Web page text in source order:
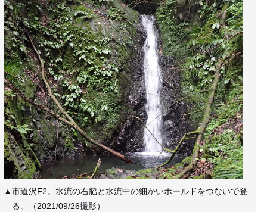
▲市道沢F2。水流の右脇と水流中の細かいホールドをつないで登
る。（2021/09/26撮影）